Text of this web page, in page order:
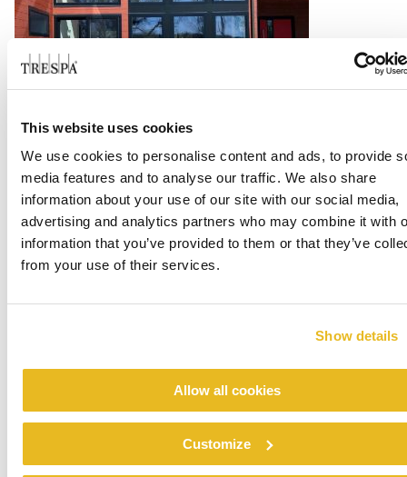
This website uses cookies
We use cookies to personalise content and ads, to provide
media features and to analyse our traffic. We also share
information about your use of our site with our social media,
advertising and analytics partners who may combine it with
information that you’ve provided to them or that they’ve
from your use of their services.
Show details
Allow all cookies
Customize
Weiterlesen
Churchill Downs Trackside Casino
Derby City
Weiterlesen